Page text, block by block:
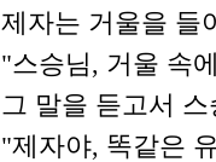
제자는 거울을 들
"스승님, 거울 속
그 말을 듣고서
"제자야, 똑같은